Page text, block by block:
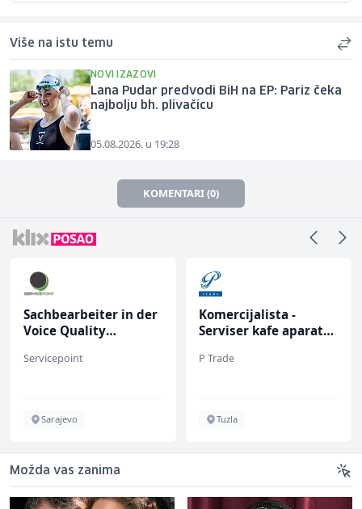
Više na istu temu
NOVI IZAZOVI
Lana Pudar predvodi BiH na EP: Pariz čeka
najbolju bh. plivačicu
05.08.2026. u 19:28
KOMENTARI (0)
Sachbearbeiter in der
Voice Quality
Servicepoint
Sarajevo
Komercijalista -
Serviser kafe aparata
P Trade
Tuzla
Možda vas zanima